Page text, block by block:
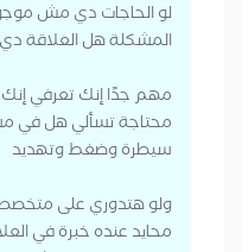
لو الحاجات دي مش
المشكلة هل العلاقة
مهم جدًا إنك تعرفي
محتاجة تسألي هل في
سيطرة وضغط وتهديد
ولو هتدوري على
محايد عنده خبرة في